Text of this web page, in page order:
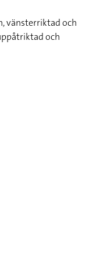
vänsterriktad och
och